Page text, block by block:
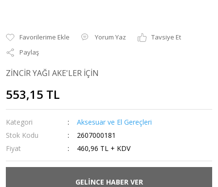
Yorum Yaz
Tavsiye Et
Paylaş
ZİNCİR YAĞI AKE'LER İÇİN
553,15 TL
Kategori
Aksesuar ve El Gereçleri
Stok Kodu
2607000181
Fiyat
460,96 TL + KDV
GELİNCE HABER VER